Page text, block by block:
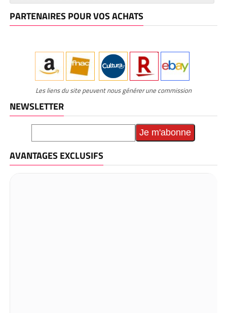
PARTENAIRES POUR VOS ACHATS
Les liens du site peuvent nous générer une commission
NEWSLETTER
AVANTAGES EXCLUSIFS